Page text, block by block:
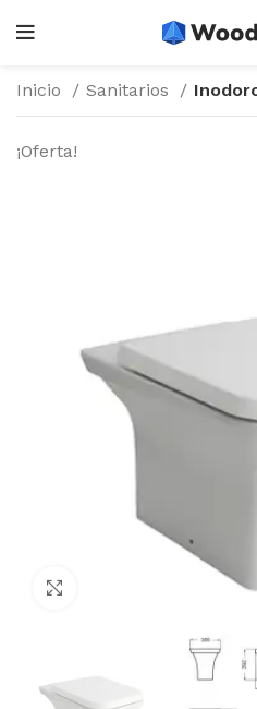
Inicio Sanitarios
¡Oferta!
Haga Click para